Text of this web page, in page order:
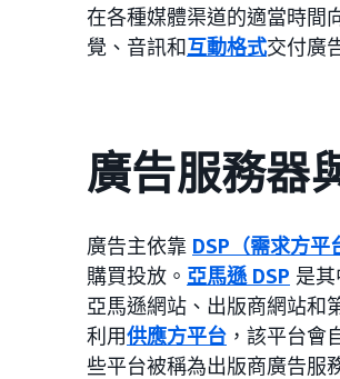
在各種媒體渠道的適當時間
覺、音訊和互動格式交付廣
廣告服務器
廣告主依靠 DSP（需求方平
購買投放。 亞馬遜 DSP 是
亞馬遜網站、出版商網站和
利用供應方平台 ，該平台會
些平台被稱為出版商廣告服